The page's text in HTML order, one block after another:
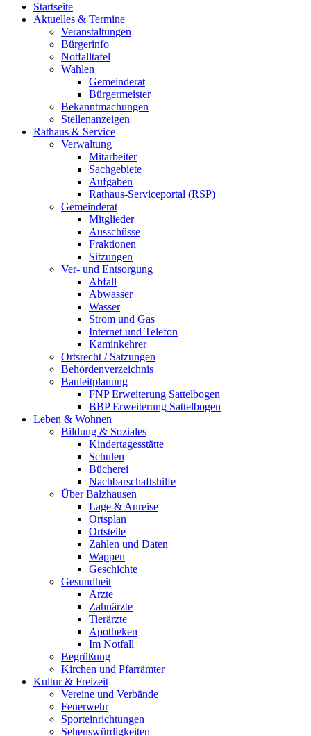
Startseite
Aktuelles & Termine
Veranstaltungen
Bürgerinfo
Notfalltafel
Wahlen
Gemeinderat
Bürgermeister
Bekanntmachungen
Stellenanzeigen
Rathaus & Service
Verwaltung
Mitarbeiter
Sachgebiete
Aufgaben
Rathaus-Serviceportal (RSP)
Gemeinderat
Mitglieder
Ausschüsse
Fraktionen
Sitzungen
Ver- und Entsorgung
Abfall
Abwasser
Wasser
Strom und Gas
Internet und Telefon
Kaminkehrer
Ortsrecht / Satzungen
Behördenverzeichnis
Bauleitplanung
FNP Erweiterung Sattelbogen
BBP Erweiterung Sattelbogen
Leben & Wohnen
Bildung & Soziales
Kindertagesstätte
Schulen
Bücherei
Nachbarschaftshilfe
Über Balzhausen
Lage & Anreise
Ortsplan
Ortsteile
Zahlen und Daten
Wappen
Geschichte
Gesundheit
Ärzte
Zahnärzte
Tierärzte
Apotheken
Im Notfall
Begrüßung
Kirchen und Pfarrämter
Kultur & Freizeit
Vereine und Verbände
Feuerwehr
Sporteinrichtungen
Sehenswürdigkeiten